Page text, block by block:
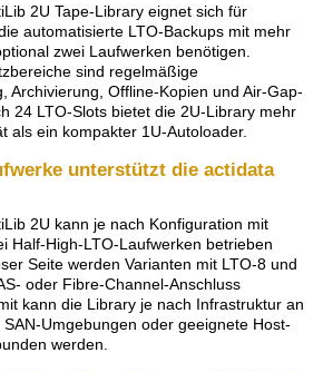
2U Tape-Library eignet sich für
automatisierte LTO-Backups mit mehr
zwei Laufwerken benötigen.
sind regelmäßige
Archivierung, Offline-Kopien und Air-Gap-
24 LTO-Slots bietet die 2U-Library mehr
als ein kompakter 1U-Autoloader.
unterstützt die actidata
2U kann je nach Konfiguration mit
Half-High-LTO-Laufwerken betrieben
Seite werden Varianten mit LTO-8 und
oder Fibre-Channel-Anschluss
kann die Library je nach Infrastruktur an
SAN-Umgebungen oder geeignete Host-
werden.